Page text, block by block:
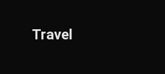
Travel